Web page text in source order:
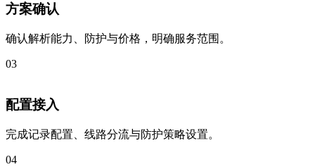
方案确认
确认解析能力、防护与价格，明确服务范围。
03
配置接入
完成记录配置、线路分流与防护策略设置。
04